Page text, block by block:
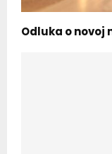
Odluka o novoj